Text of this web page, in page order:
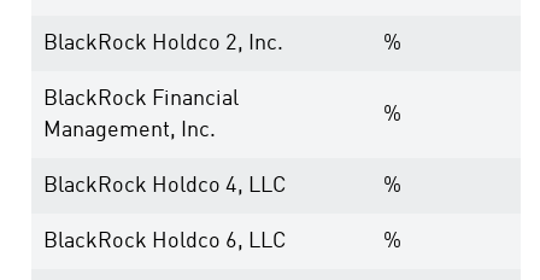
BlackRock Holdco 2, Inc. %
BlackRock Financial
Management, Inc.
%
BlackRock Holdco 4, LLC %
BlackRock Holdco 6, LLC %